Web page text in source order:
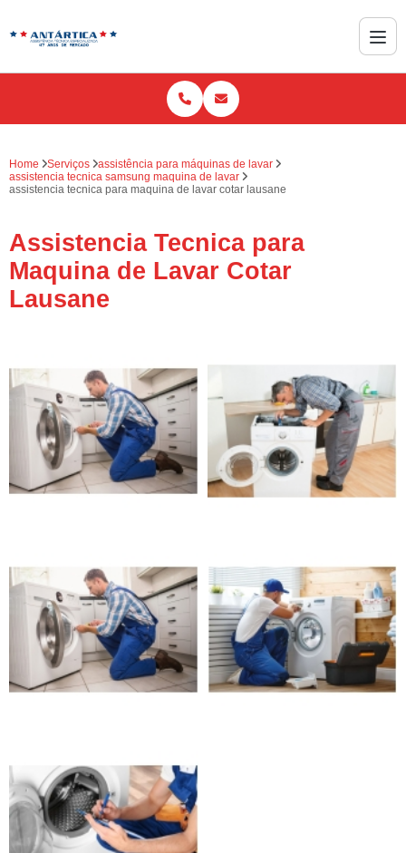
Home Serviços
assistência para máquinas de lavar
assistencia tecnica samsung maquina de lavar
assistencia tecnica para maquina de lavar cotar lausane
Assistencia Tecnica para
Maquina de Lavar Cotar
Lausane